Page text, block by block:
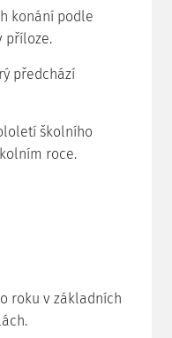
konání podle
příloze.
předchází
školního
roce.
roku v základních